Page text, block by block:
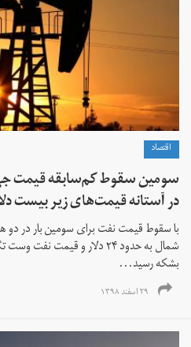
اقتصاد
سومین سقوط کم‌سابقه قیمت
در آستانه قیمت‌های زیر بیست
با سقوط قیمت نفت برای سومین بار در
بشکه رسید...
۲۹ اسفند ۱۳۹۸